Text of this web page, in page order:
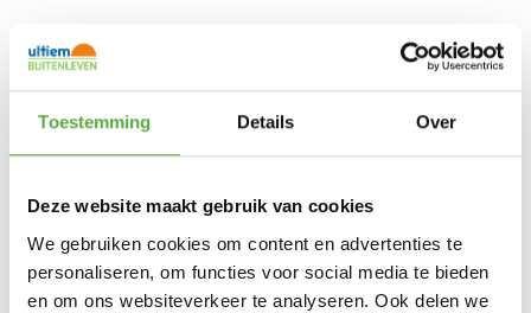
Toestemming Details Over
Deze website maakt gebruik van cookies
We gebruiken cookies om content en advertenties te
personaliseren, om functies voor social media te bieden
en om ons websiteverkeer te analyseren. Ook delen we
€99,00
Gratis verzending vanaf €250,-*
Achteraf betalen mogelijk
Snelle verzending & levering aan huis